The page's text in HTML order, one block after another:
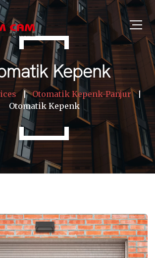
Kepenk
Otomatik Kepenk-Panjur
Otomatik Kepenk